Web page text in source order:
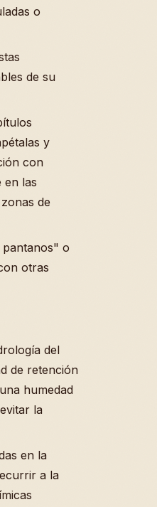
o
de su
y
con
en las
de
pantanos" o
otras
del
de retención
humedad
la
en la
a la